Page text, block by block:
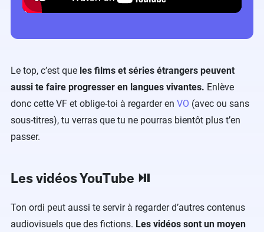
Le top, c’est que les films et séries étrangers peuvent
aussi te faire progresser en langues vivantes. Enlève
donc cette VF et oblige-toi à regarder en VO (avec ou sans
sous-titres), tu verras que tu ne pourras bientôt plus t’en
passer.
Les vidéos YouTube ⏯
Ton ordi peut aussi te servir à regarder d’autres contenus
audiovisuels que des fictions. Les vidéos sont un moyen